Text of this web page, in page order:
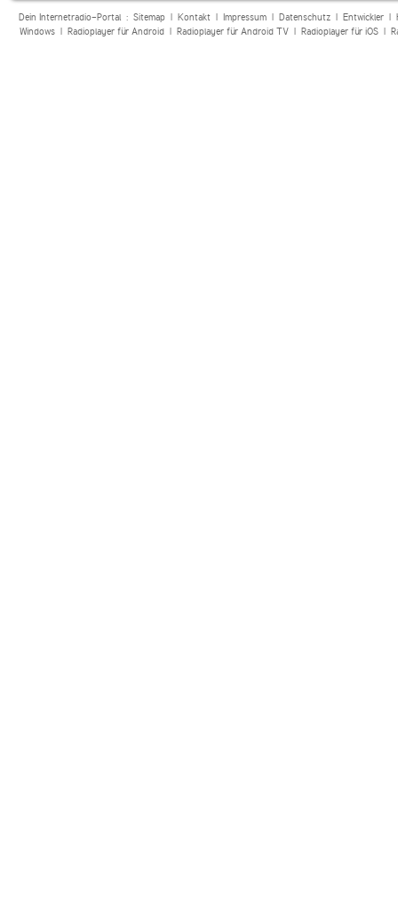
Dein Internetradio-Portal : Sitemap| Kontakt| Impressum| Datenschutz| Entwickler|
Windows| Radioplayer für Android| Radioplayer für Android TV| Radioplayer für iOS|